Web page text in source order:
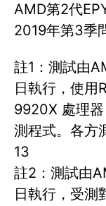
AMD第2代
2019年第3季
註1：測試由
日執行，使
9920X 處理
測程式。各方
13
註2：測試由
日執行，受測